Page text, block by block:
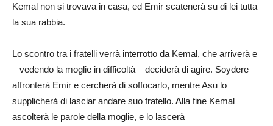
Kemal non si trovava in casa, ed Emir scatenerà su di lei tutta
la sua rabbia.
Lo scontro tra i fratelli verrà interrotto da Kemal, che arriverà e
– vedendo la moglie in difficoltà – deciderà di agire. Soydere
affronterà Emir e cercherà di soffocarlo, mentre Asu lo
supplicherà di lasciar andare suo fratello. Alla fine Kemal
ascolterà le parole della moglie, e lo lascerà